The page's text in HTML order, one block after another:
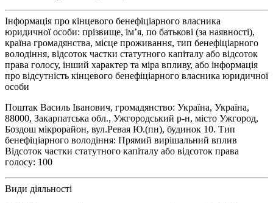
Інформація про кінцевого бенефіціарного власника
юридичної особи: прізвище, ім’я, по батькові (за наявності),
країна громадянства, місце проживання, тип бенефіціарного
володіння, відсоток частки статутного капіталу або відсоток
права голосу, інший характер та міра впливу, або інформація
про відсутність кінцевого бенефіціарного власника юридичної
особи
Поштак Василь Іванович, громадянство: Україна, Україна,
88000, Закарпатська обл., Ужгородський р-н, місто Ужгород,
Боздош мікрорайон, вул.Ревая Ю.(пн), будинок 10. Тип
бенефіціарного володіння: Прямий вирішальний вплив
Відсоток частки статутного капіталу або відсоток права
голосу: 100
Види діяльності